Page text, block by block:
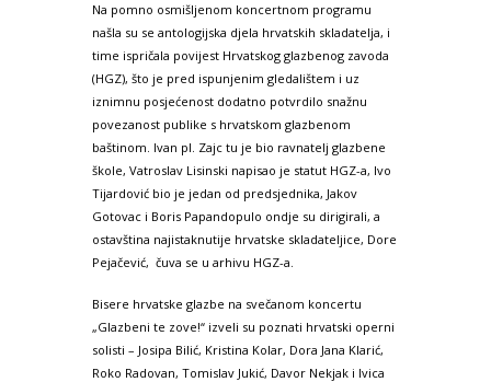
Na pomno osmišljenom koncertnom programu
našla su se antologijska djela hrvatskih skladatelja, i
time ispričala povijest Hrvatskog glazbenog zavoda
(HGZ), što je pred ispunjenim gledalištem i uz
iznimnu posjećenost dodatno potvrdilo snažnu
povezanost publike s hrvatskom glazbenom
baštinom. Ivan pl. Zajc tu je bio ravnatelj glazbene
škole, Vatroslav Lisinski napisao je statut HGZ-a, Ivo
Tijardović bio je jedan od predsjednika, Jakov
Gotovac i Boris Papandopulo ondje su dirigirali, a
ostavština najistaknutije hrvatske skladateljice, Dore
Pejačević, čuva se u arhivu HGZ-a.
Bisere hrvatske glazbe na svečanom koncertu
„Glazbeni te zove!“ izveli su poznati hrvatski operni
solisti – Josipa Bilić, Kristina Kolar, Dora Jana Klarić,
Roko Radovan, Tomislav Jukić, Davor Nekjak i Ivica